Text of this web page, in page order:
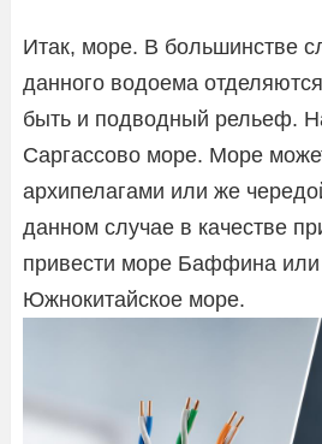
Итак, море. В большинстве
данного водоема
быть и подводный рельеф.
Саргассово море. Море
архипелагами или же
данном случае в качестве
привести море Баффина
Южнокитайское море.